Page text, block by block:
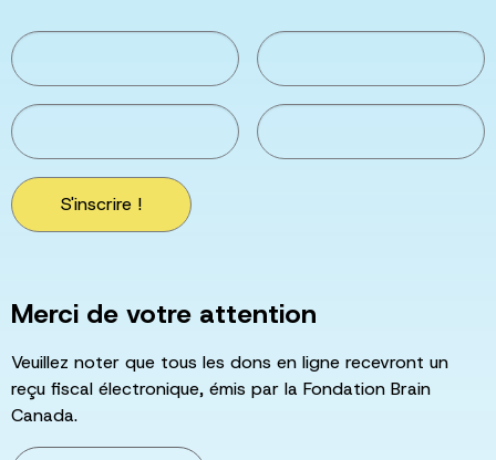
S'inscrire !
Merci de votre attention
Veuillez noter que tous les dons en ligne recevront un
reçu fiscal électronique, émis par la Fondation Brain
Canada.